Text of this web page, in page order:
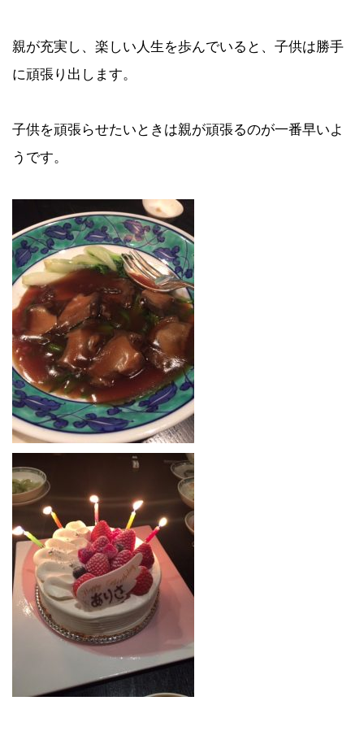
親が充実し、楽しい人生を歩んでいると、子供は勝手
に頑張り出します。
子供を頑張らせたいときは親が頑張るのが一番早いよ
うです。